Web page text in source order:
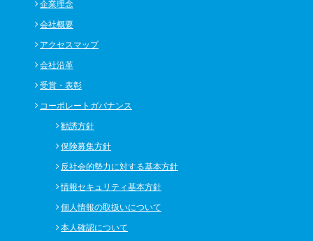
企業理念
会社概要
アクセスマップ
会社沿革
受賞・表彰
コーポレートガバナンス
勧誘方針
保険募集方針
反社会的勢力に対する基本方針
情報セキュリティ基本方針
個人情報の取扱いについて
本人確認について